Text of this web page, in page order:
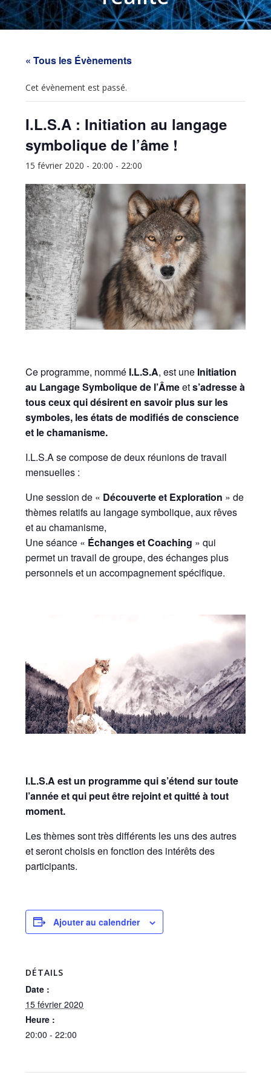
« Tous les Évènements
Cet évènement est passé.
I.L.S.A : Initiation au langage
symbolique de l’âme !
15 février 2020 - 20:00 - 22:00
Ce programme, nommé I.L.S.A, est une Initiation
au Langage Symbolique de l’Âmeets’adresse à
tous ceux qui désirent en savoir plus sur les
symboles, les états de modifiés de conscience
et le chamanisme.
I.L.S.A se compose de deux réunions de travail
mensuelles :
Une session de « Découverte et Exploration » de
thèmes relatifs au langage symbolique, aux rêves
et au chamanisme,
Une séance « Échanges et Coaching » qui
permet un travail de groupe, des échanges plus
personnels et un accompagnement spécifique.
I.L.S.A est un programme qui s’étend sur toute
l’année et qui peut être rejoint et quitté à tout
moment.
Les thèmes sont très différents les uns des autres
et seront choisis en fonction des intérêts des
participants.
Ajouter au calendrier
DÉTAILS
Date :
15 février 2020
Heure :
20:00 - 22:00